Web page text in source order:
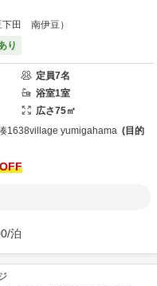
田 南伊豆）
り
定員7名
浴室1室
広さ75㎡
1638village yumigahama
目的
/泊